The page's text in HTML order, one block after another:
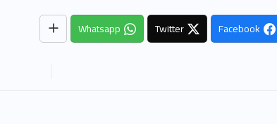
Facebook
Twitter
Whatsapp